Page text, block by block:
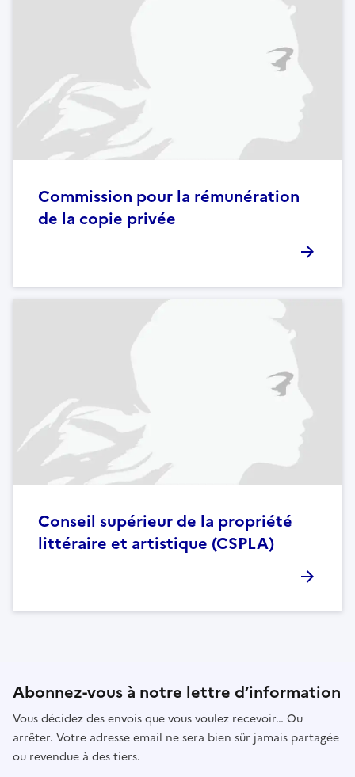
Commission pour la rémunération
de la copie privée
Conseil supérieur de la propriété
littéraire et artistique (CSPLA)
Abonnez-vous à notre lettre d’information
Vous décidez des envois que vous voulez recevoir… Ou
arrêter. Votre adresse email ne sera bien sûr jamais partagée
ou revendue à des tiers.